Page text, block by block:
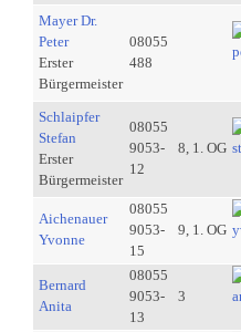
Mayer Dr.
Peter
Erster
Bürgermeister
08055
488
Schlaipfer
Stefan
Erster
Bürgermeister
08055
9053-
12
8, 1. OG
Aichenauer
Yvonne
08055
9053-
15
9, 1. OG
Bernard
Anita
08055
9053-
13
3